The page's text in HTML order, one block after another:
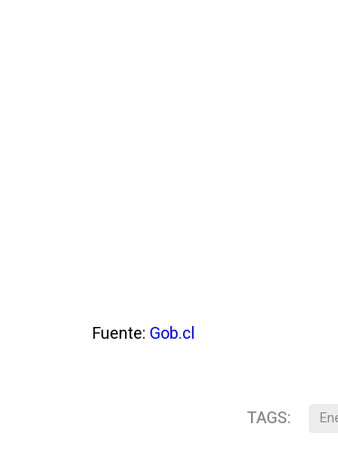
Fuente: Gob.cl
TAGS: